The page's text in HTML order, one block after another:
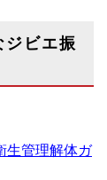
ジビエ振
生管理解体ガ